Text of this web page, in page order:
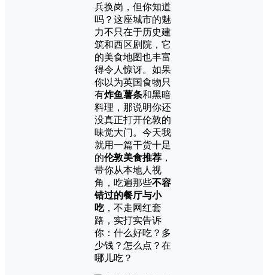
兵换岗，但你知道
吗？这座城市的魅
力不只在于历史建
筑和西区剧院，它
的美食地图也丰富
得令人惊讶。如果
你以为英国食物只
有炸鱼薯条和黑暗
料理，那说明你还
没真正打开伦敦的
味觉大门。今天我
就用一篇干货十足
的伦敦美食推荐 ，
带你从本地人视
角，吃遍那些不容
错过的餐厅与小
吃，不走网红套
路，实打实告诉
你：什么好吃？多
少钱？怎么点？在
哪儿吃？